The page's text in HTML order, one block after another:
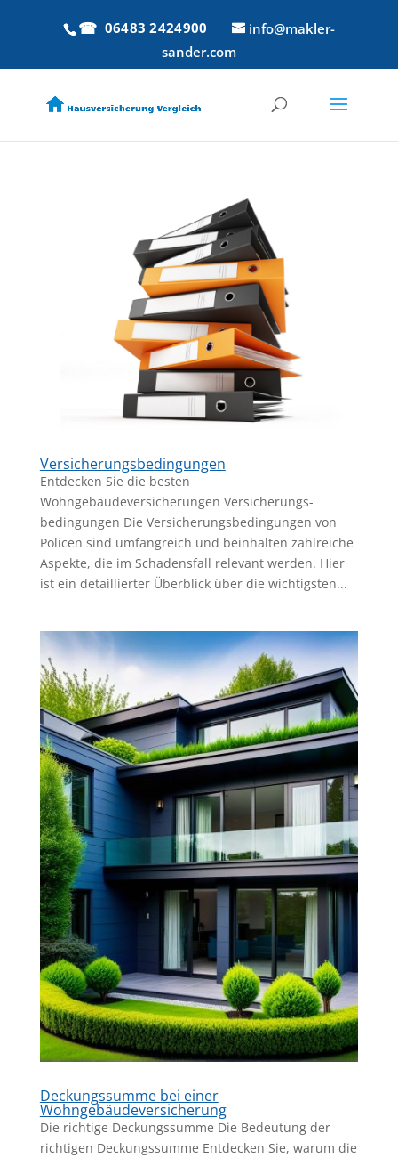
06483 2424900
info@makler-
sander.com
Versicherungsbedingungen
Entdecken Sie die besten
Wohngebäudeversicherungen Versicherungs-
bedingungen Die Versicherungsbedingungen von
Policen sind umfangreich und beinhalten zahlreiche
Aspekte, die im Schadensfall relevant werden. Hier
ist ein detaillierter Überblick über die wichtigsten...
Deckungssumme bei einer
Wohngebäudeversicherung
Die richtige Deckungssumme Die Bedeutung der
richtigen Deckungssumme Entdecken Sie, warum die